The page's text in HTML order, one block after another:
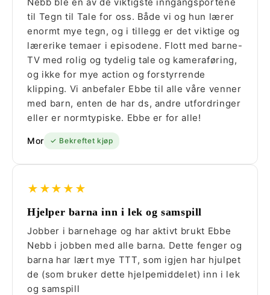
til Tegn til Tale for oss. Både vi og hun lærer
enormt mye tegn, og i tillegg er det viktige og
lærerike temaer i episodene. Flott med barne-
TV med rolig og tydelig tale og kameraføring,
og ikke for mye action og forstyrrende
klipping. Vi anbefaler Ebbe til alle våre venner
med barn, enten de har ds, andre utfordringer
eller er normtypiske. Ebbe er for alle!
Mor ✓ Bekreftet kjøp
★★★★★
Hjelper barna inn i lek og samspill
Jobber i barnehage og har aktivt brukt Ebbe
Nebb i jobben med alle barna. Dette fenger og
barna har lært mye TTT, som igjen har hjulpet
de (som bruker dette hjelpemiddelet) inn i lek
og samspill